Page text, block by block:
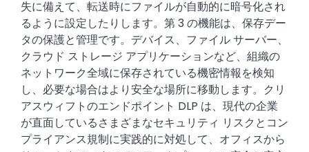
失に備えて、転送時にファイルが自動的に暗号化され
るように設定したりします。第 3 の機能は、保存デー
タの保護と管理です。デバイス、ファイル サーバー、
クラウド ストレージ アプリケーションなど、組織の
ネットワーク全域に保存されている機密情報を検知
し、必要な場合はより安全な場所に移動します。クリ
アスウィフトのエンドポイント DLP は、現代の企業
が直面しているさまざまなセキュリティ リスクとコン
プライアンス規制に実践的に対処して、オフィスから